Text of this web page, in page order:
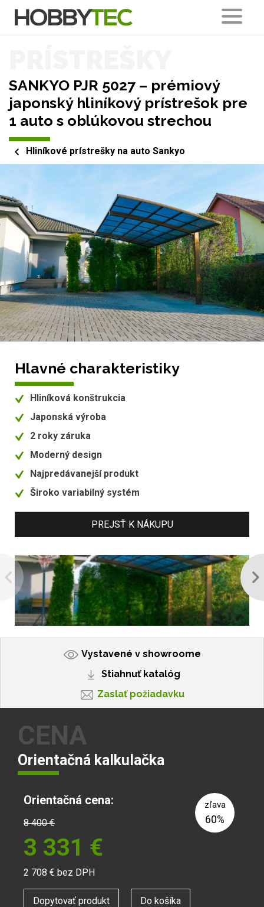
SANKYO PJR 5027 – prémiový
japonský hliníkový prístrešok pre
1 auto s oblúkovou strechou
Hliníkové prístrešky na auto Sankyo
Hlavné charakteristiky
Hliníková konštrukcia
Japonská výroba
2 roky záruka
Moderný design
Najpredávanejší produkt
Široko variabilný systém
PREJSŤ K NÁKUPU
Vystavené v showroome
Stiahnuť katalóg
Zaslať požiadavku
CENA
Orientačná kalkulačka
zľava
60%
Orientačná cena:
8 400€
3 331 €
2 708 € bez DPH
Dopytovať produkt Do košíka